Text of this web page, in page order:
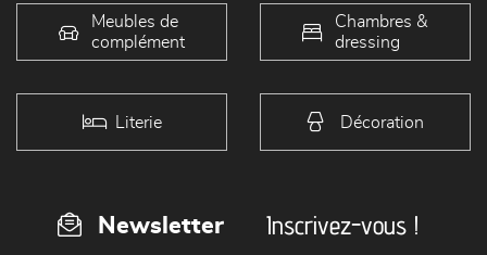
Meubles de
complément
Chambres &
dressing
Literie Décoration
Newsletter Inscrivez-vous !